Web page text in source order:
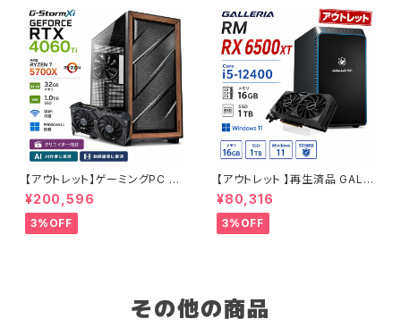
【アウトレット】ゲーミングPC 未
使用品 RTX4060Ti Ryzen7
5700X メモリ32GB SSD1TB
AI 動画編集 90日保証 G-Stor
m
¥200,596
3%OFF
【アウトレット 】再生済品 GALL
ERIA RM RX 6500XT Core i
5-12400 メモリ16GB SSD1T
B ゲーミングPC 整備済み品 9
0日保証
¥80,316
3%OFF
その他の商品